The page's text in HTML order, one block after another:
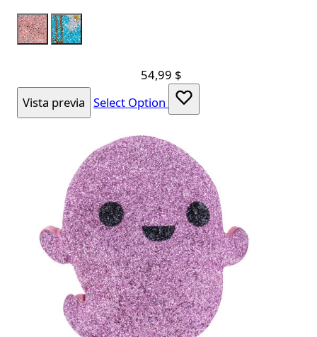
Color
LumPinkLumFlorAzul
54,99 $
Vista previa Select Option